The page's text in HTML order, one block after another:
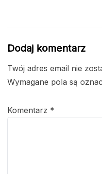
Dodaj komentarz
Twój adres email nie
Wymagane pola są
Komentarz *